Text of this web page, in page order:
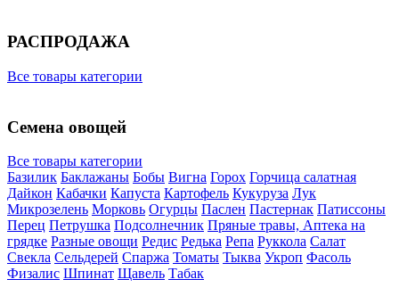
РАСПРОДАЖА
Все товары категории
Семена овощей
Все товары категории
Базилик Баклажаны Бобы Вигна Горох Горчица салатная
Дайкон Кабачки Капуста Картофель Кукуруза Лук
Микрозелень Морковь Огурцы Паслен Пастернак Патиссоны
Перец Петрушка Подсолнечник Пряные травы, Аптека на
грядке Разные овощи Редис Редька Репа Руккола Салат
Свекла Сельдерей Спаржа Томаты Тыква Укроп Фасоль
Физалис Шпинат Щавель Табак